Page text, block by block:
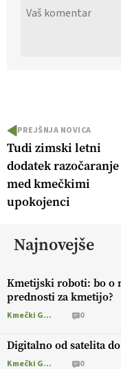
PREJŠNJA NOVICA
Tudi zimski letni
dodatek razočaranje
med kmečkimi
upokojenci
Najnovejše
Kmetijski roboti: bo o
prednosti za kmetijo?
Kmečki Glas 0
Digitalno od satelita
Kmečki Glas 0